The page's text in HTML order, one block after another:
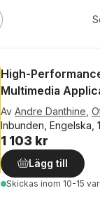
High-
Multimedia
Av Andre Danthine
Inbunden, Engelska,
1 103 kr
Lägg till
Skickas inom 10-15